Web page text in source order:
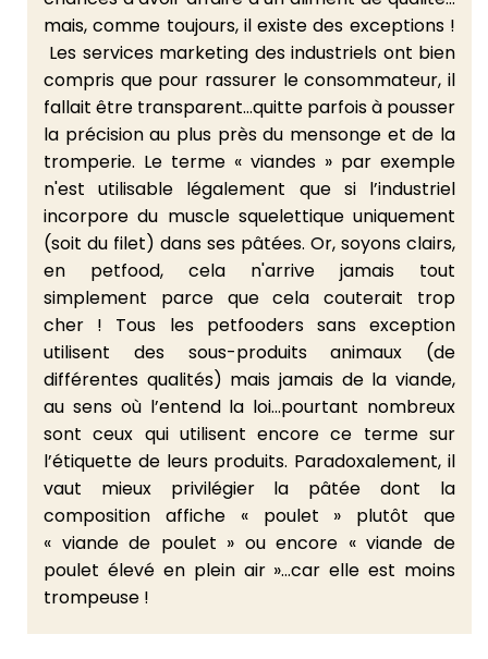
mais, comme toujours, il existe des exceptions !
Les services marketing des industriels ont bien
compris que pour rassurer le consommateur, il
fallait être transparent…quitte parfois à pousser
la précision au plus près du mensonge et de la
tromperie. Le terme « viandes » par exemple
n'est utilisable légalement que si l’industriel
incorpore du muscle squelettique uniquement
(soit du filet) dans ses pâtées. Or, soyons clairs,
en petfood, cela n'arrive jamais tout
simplement parce que cela couterait trop
cher ! Tous les petfooders sans exception
utilisent des sous-produits animaux (de
différentes qualités) mais jamais de la viande,
au sens où l’entend la loi…pourtant nombreux
sont ceux qui utilisent encore ce terme sur
l’étiquette de leurs produits. Paradoxalement, il
vaut mieux privilégier la pâtée dont la
composition affiche « poulet » plutôt que
« viande de poulet » ou encore « viande de
poulet élevé en plein air »…car elle est moins
trompeuse !